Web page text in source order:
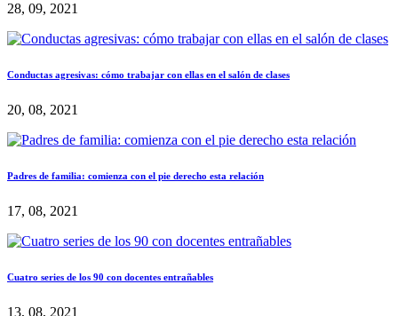
28, 09, 2021
Conductas agresivas: cómo trabajar con ellas en el salón de clases
20, 08, 2021
Padres de familia: comienza con el pie derecho esta relación
17, 08, 2021
Cuatro series de los 90 con docentes entrañables
13, 08, 2021